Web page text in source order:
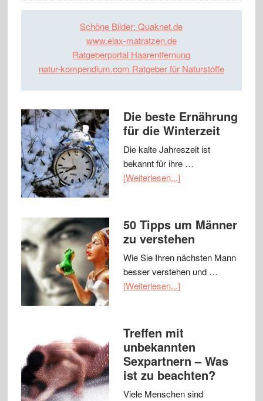
Schöne Bilder: Quaknet.de
www.elax-matratzen.de
Ratgeberportal Haarentfernung
natur-kompendium.com Ratgeber für Naturstoffe
Die beste Ernährung
für die Winterzeit
Die kalte Jahreszeit ist
bekannt für ihre …
[Weiterlesen...]
50 Tipps um Männer
zu verstehen
Wie Sie Ihren nächsten Mann
besser verstehen und …
[Weiterlesen...]
Treffen mit
unbekannten
Sexpartnern – Was
ist zu beachten?
Viele Menschen sind